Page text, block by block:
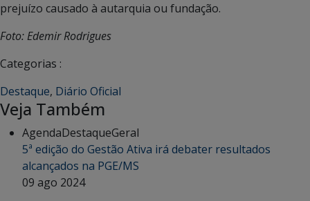
prejuízo causado à autarquia ou fundação.
Foto: Edemir Rodrigues
Categorias :
Destaque, Diário Oficial
Veja Também
AgendaDestaqueGeral
5ª edição do Gestão Ativa irá debater resultados
alcançados na PGE/MS
09 ago 2024